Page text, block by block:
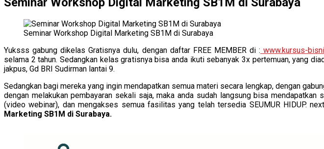
Seminar Workshop Digital Marketing SB1M di Surabaya
Yuksss gabung dikelas Gratisnya dulu, dengan daftar FREE MEMBER di : www.kursus-
selama 2 tahun. Sedangkan kelas gratisnya bisa anda ikuti sebanyak 3x pertemuan, yang
jakpus, Gd BRI Sudirman lantai 9.
Sedangkan bagi mereka yang ingin mendapatkan semua materi secara lengkap, dengan
dengan melakukan pembayaran sekali saja, maka anda sudah langsung bisa
(video webinar), dan mengakses semua fasilitas yang telah tersedia SEUMUR HIDUP.
Marketing SB1M di Surabaya.